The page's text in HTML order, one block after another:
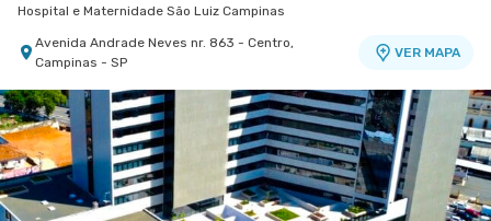
Hospital e Maternidade São Luiz Campinas
Avenida Andrade Neves nr. 863 - Centro,
Campinas - SP
VER MAPA
Centro Médico São Luiz Itaim - Unidade Healthplace
Hospital São Luiz Itaim
Rua Doutor Alceu de Campos Rodrigues nr. 229
Conj. 807 8º Andar - Vila Nova Conceicao, Sao
Paulo - SP
VER MAPA